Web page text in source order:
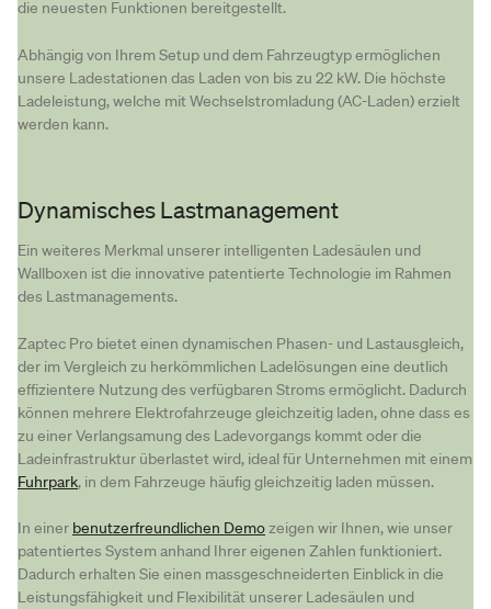
die neuesten Funktionen bereitgestellt.
Abhängig von Ihrem Setup und dem Fahrzeugtyp ermöglichen
unsere Ladestationen das Laden von bis zu 22 kW. Die höchste
Ladeleistung, welche mit Wechselstromladung (AC-Laden) erzielt
werden kann.
Dynamisches Lastmanagement
Ein weiteres Merkmal unserer intelligenten Ladesäulen und
Wallboxen ist die innovative patentierte Technologie im Rahmen
des Lastmanagements.
Zaptec Pro bietet einen dynamischen Phasen- und Lastausgleich,
der im Vergleich zu herkömmlichen Ladelösungen eine deutlich
effizientere Nutzung des verfügbaren Stroms ermöglicht. Dadurch
können mehrere Elektrofahrzeuge gleichzeitig laden, ohne dass es
zu einer Verlangsamung des Ladevorgangs kommt oder die
Ladeinfrastruktur überlastet wird, ideal für Unternehmen mit einem
Fuhrpark, in dem Fahrzeuge häufig gleichzeitig laden müssen.
In einer benutzerfreundlichen Demozeigen wir Ihnen, wie unser
patentiertes System anhand Ihrer eigenen Zahlen funktioniert.
Dadurch erhalten Sie einen massgeschneiderten Einblick in die
Leistungsfähigkeit und Flexibilität unserer Ladesäulen und